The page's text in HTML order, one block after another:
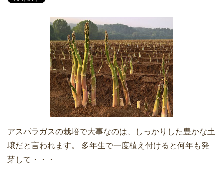
アスパラガスの栽培で大事なのは、しっかりした豊かな土
壌だと言われます。 多年生で一度植え付けると何年も発
芽して・・・